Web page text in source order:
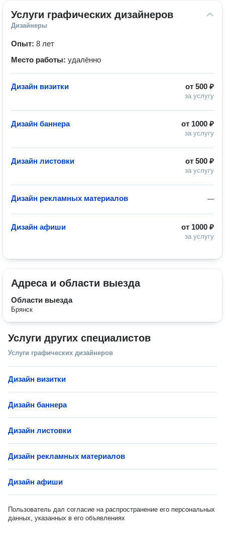
Услуги графических дизайнеров
Дизайнеры
Опыт: 8 лет
Место работы: удалённо
от 500 ₽
за услугу
Дизайн визитки
от 1000 ₽
за услугу
Дизайн баннера
от 500 ₽
за услугу
Дизайн листовки
—
Дизайн рекламных материалов
от 1000 ₽
за услугу
Дизайн афиши
Адреса и области выезда
Области выезда
Брянск
Услуги других специалистов
Услуги графических дизайнеров
Дизайн визитки
Дизайн баннера
Дизайн листовки
Дизайн рекламных материалов
Дизайн афиши
Пользователь дал согласие на распространение его персональных
данных, указанных в его объявлениях